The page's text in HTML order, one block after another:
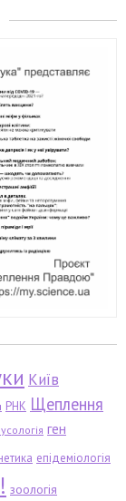
Київ
РНК Щеплення
ген
епідеміологія
зоологія